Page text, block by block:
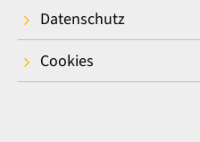
Datenschutz
Cookies